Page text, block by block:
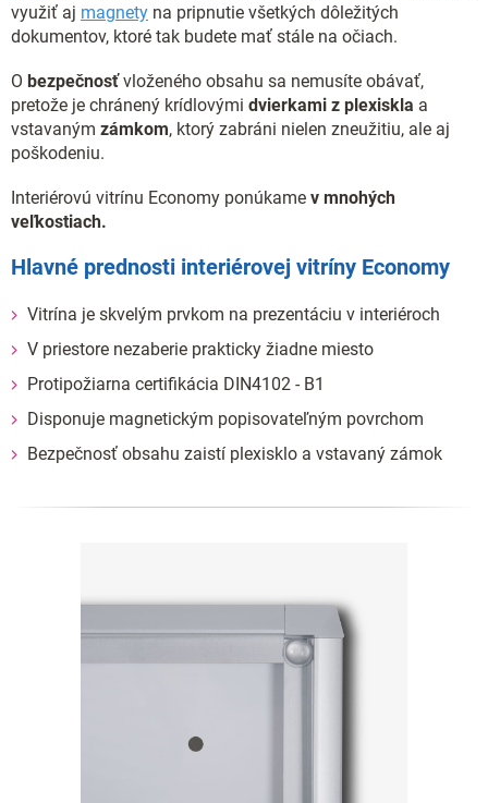
využiť aj magnety na pripnutie všetkých dôležitých
dokumentov, ktoré tak budete mať stále na očiach.
O bezpečnosťvloženého obsahu sa nemusíte obávať,
pretože je chránený krídlovými dvierkami z plexiskla a
vstavaným zámkom, ktorý zabráni nielen zneužitiu, ale aj
poškodeniu.
Interiérovú vitrínu Economy ponúkame v mnohých
veľkostiach.
Hlavné prednosti interiérovej vitríny Economy
Vitrína je skvelým prvkom na prezentáciu v interiéroch
V priestore nezaberie prakticky žiadne miesto
Protipožiarna certifikácia DIN4102 - B1
Disponuje magnetickým popisovateľným povrchom
Bezpečnosť obsahu zaistí plexisklo a vstavaný zámok